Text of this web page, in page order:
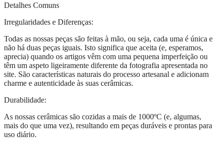
Detalhes Comuns
Irregularidades e Diferenças:
Todas as nossas peças são feitas à mão, ou seja, cada uma é única e
não há duas peças iguais. Isto significa que aceita (e, esperamos,
aprecia) quando os artigos vêm com uma pequena imperfeição ou
têm um aspeto ligeiramente diferente da fotografia apresentada no
site. São características naturais do processo artesanal e adicionam
charme e autenticidade às suas cerâmicas.
Durabilidade:
As nossas cerâmicas são cozidas a mais de 1000ºC (e, algumas,
mais do que uma vez), resultando em peças duráveis e prontas para
uso diário.